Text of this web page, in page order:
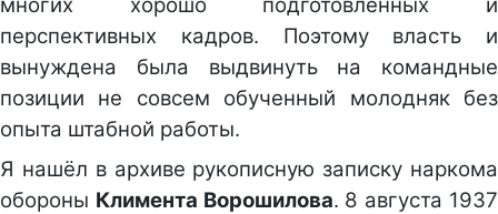
перспективных кадров. Поэтому власть и
вынуждена была выдвинуть на командные
позиции не совсем обученный молодняк без
опыта штабной работы.
Я нашёл в архиве рукописную записку наркома
обороны Климента Ворошилова. 8 августа 1937